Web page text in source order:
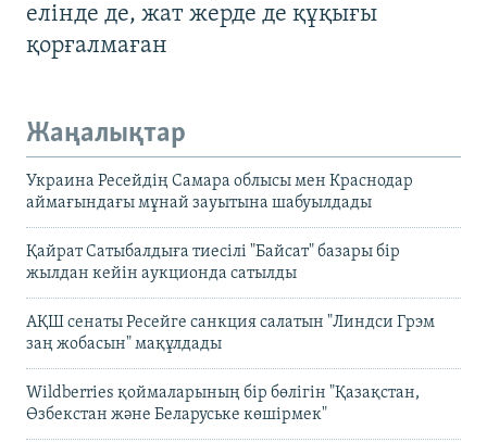
елінде де, жат жерде де құқығы
қорғалмаған
Жаңалықтар
Украина Ресейдің Самара облысы мен Краснодар
аймағындағы мұнай зауытына шабуылдады
Қайрат Сатыбалдыға тиесілі "Байсат" базары бір
жылдан кейін аукционда сатылды
АҚШ сенаты Ресейге санкция салатын "Линдси Грэм
заң жобасын" мақұлдады
Wildberries қоймаларының бір бөлігін "Қазақстан,
Өзбекстан және Беларуське көшірмек"